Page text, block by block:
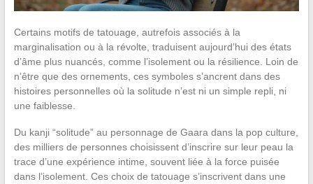
Certains motifs de tatouage, autrefois associés à la
marginalisation ou à la révolte, traduisent aujourd’hui des états
d’âme plus nuancés, comme l’isolement ou la résilience. Loin de
n’être que des ornements, ces symboles s’ancrent dans des
histoires personnelles où la solitude n’est ni un simple repli, ni
une faiblesse.
Du kanji “solitude” au personnage de Gaara dans la pop culture,
des milliers de personnes choisissent d’inscrire sur leur peau la
trace d’une expérience intime, souvent liée à la force puisée
dans l’isolement. Ces choix de tatouage s’inscrivent dans une